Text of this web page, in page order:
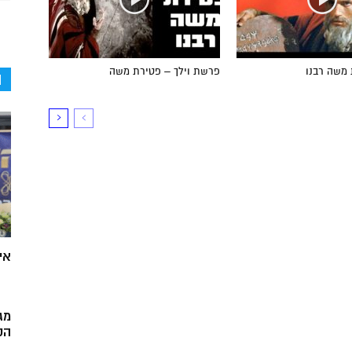
פרשת וילך – פטירת משה משה רבנו